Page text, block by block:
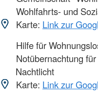
Wohlfahrts- und
Karte: Link zur
Hilfe für
Notübernachtung
Nachtlicht
Karte: Link zur